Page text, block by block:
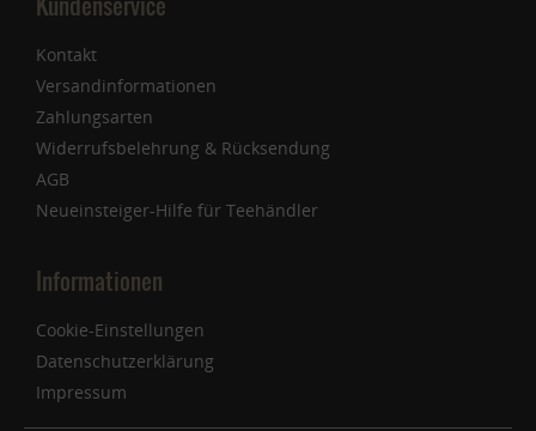
Kontakt
Versandinformationen
Zahlungsarten
Widerrufsbelehrung & Rücksendung
AGB
Neueinsteiger-Hilfe für Teehändler
Informationen
Cookie-Einstellungen
Datenschutzerklärung
Impressum